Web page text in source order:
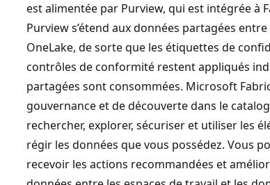
est alimentée par Purview, qui est intégrée à
Purview s’étend aux données partagées
OneLake, de sorte que les étiquettes de
contrôles de conformité restent appliqués
partagées sont consommées. Microsoft
gouvernance et de découverte dans le
rechercher, explorer, sécuriser et utiliser les
régir les données que vous possédez. Vous
recevoir les actions recommandées et